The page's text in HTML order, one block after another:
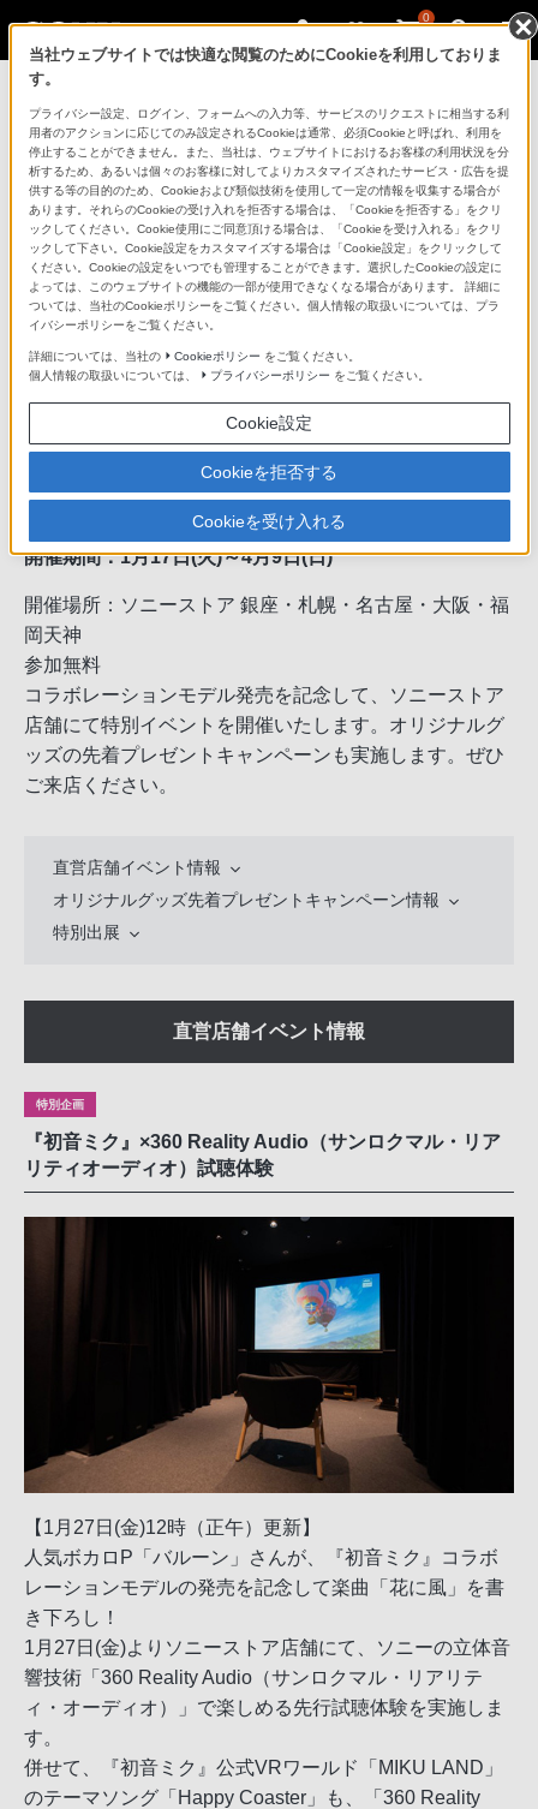
0
『初音ミク』360 Reality Audio体験 in
Sony Store
感染拡大防止対策の取り組みとお客様へのお願い
開催期間：1月17日(火)～4月9日(日)
開催場所：ソニーストア 銀座・札幌・名古屋・大阪・福
岡天神
参加無料
コラボレーションモデル発売を記念して、ソニーストア
店舗にて特別イベントを開催いたします。オリジナルグ
ッズの先着プレゼントキャンペーンも実施します。ぜひ
ご来店ください。
直営店舗イベント情報
オリジナルグッズ先着プレゼントキャンペーン情報
特別出展
直営店舗イベント情報
特別企画
『初音ミク』×360 Reality Audio（サンロクマル・リア
リティオーディオ）試聴体験
【1月27日(金)12時（正午）更新】
人気ボカロP「バルーン」さんが、『初音ミク』コラボ
レーションモデルの発売を記念して楽曲「花に風」を書
き下ろし！
1月27日(金)よりソニーストア店舗にて、ソニーの立体音
響技術「360 Reality Audio（サンロクマル・リアリテ
ィ・オーディオ）」で楽しめる先行試聴体験を実施しま
す。
併せて、『初音ミク』公式VRワールド「MIKU LAND」
のテーマソング「Happy Coaster」も、「360 Reality
当社ウェブサイトでは快適な閲覧のためにCookieを利用しておりま
す。
プライバシー設定、ログイン、フォームへの入力等、サービスのリクエストに相当する利
用者のアクションに応じてのみ設定されるCookieは通常、必須Cookieと呼ばれ、利用を
停止することができません。また、当社は、ウェブサイトにおけるお客様の利用状況を分
析するため、あるいは個々のお客様に対してよりカスタマイズされたサービス・広告を提
供する等の目的のため、Cookieおよび類似技術を使用して一定の情報を収集する場合が
あります。それらのCookieの受け入れを拒否する場合は、「Cookieを拒否する」をクリ
ックしてください。Cookie使用にご同意頂ける場合は、「Cookieを受け入れる」をクリ
ックして下さい。Cookie設定をカスタマイズする場合は「Cookie設定」をクリックして
ください。Cookieの設定をいつでも管理することができます。選択したCookieの設定に
よっては、このウェブサイトの機能の一部が使用できなくなる場合があります。 詳細に
ついては、当社のCookieポリシーをご覧ください。個人情報の取扱いについては、プラ
イバシーポリシーをご覧ください。
詳細については、当社の Cookieポリシー をご覧ください。
個人情報の取扱いについては、
プライバシーポリシー をご覧ください。
Cookie設定
Cookieを拒否する
Cookieを受け入れる